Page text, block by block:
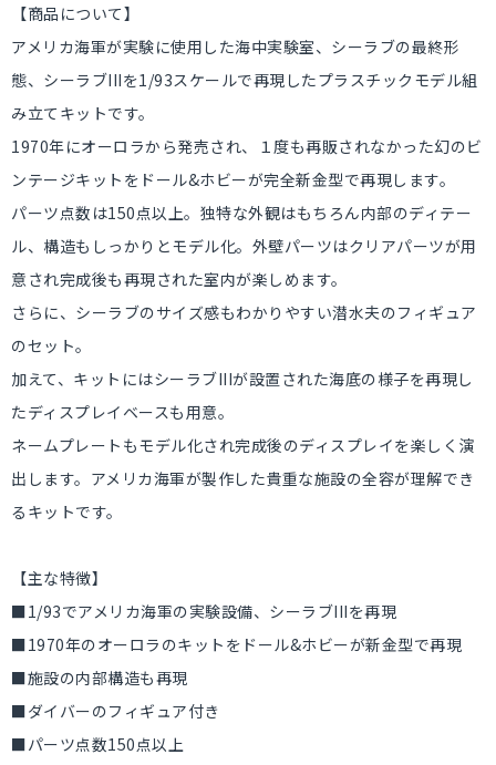
【商品について】
アメリカ海軍が実験に使用した海中実験室、シーラブの最終形
態、シーラブIIIを1/93スケールで再現したプラスチックモデル組
み立てキットです。
1970年にオーロラから発売され、１度も再販されなかった幻のビ
ンテージキットをドール&ホビーが完全新金型で再現します。
パーツ点数は150点以上。独特な外観はもちろん内部のディテー
ル、構造もしっかりとモデル化。外壁パーツはクリアパーツが用
意され完成後も再現された室内が楽しめます。
さらに、シーラブのサイズ感もわかりやすい潜水夫のフィギュア
のセット。
加えて、キットにはシーラブIIIが設置された海底の様子を再現し
たディスプレイベースも用意。
ネームプレートもモデル化され完成後のディスプレイを楽しく演
出します。アメリカ海軍が製作した貴重な施設の全容が理解でき
るキットです。
【主な特徴】
■1/93でアメリカ海軍の実験設備、シーラブIIIを再現
■1970年のオーロラのキットをドール&ホビーが新金型で再現
■施設の内部構造も再現
■ダイバーのフィギュア付き
■パーツ点数150点以上